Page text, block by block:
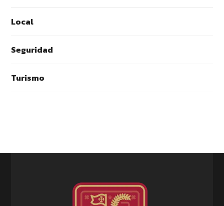
Local
Seguridad
Turismo